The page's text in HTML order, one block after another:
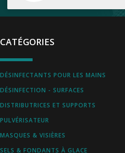
CATÉGORIES
DÉSINFECTANTS POUR LES MAINS
DÉSINFECTION - SURFACES
DISTRIBUTRICES ET SUPPORTS
PULVÉRISATEUR
MASQUES & VISIÈRES
SELS & FONDANTS À GLACE